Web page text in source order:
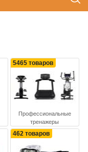
5465 товаров
Профессиональные
тренажеры
462 товаров